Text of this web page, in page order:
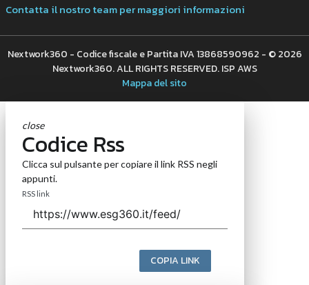
Contatta il nostro team per maggiori informazioni
Nextwork360 - Codice fiscale e Partita IVA 13868590962 - © 2026
Nextwork360. ALL RIGHTS RESERVED. ISP AWS
Mappa del sito
close
Codice Rss
Clicca sul pulsante per copiare il link RSS negli
appunti.
RSS link
COPIA LINK